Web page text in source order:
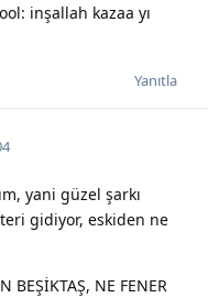
inşallah kazaa yı
Yanıtla
yani güzel şarkı
gidiyor, eskiden ne
BEŞİKTAŞ, NE FENER